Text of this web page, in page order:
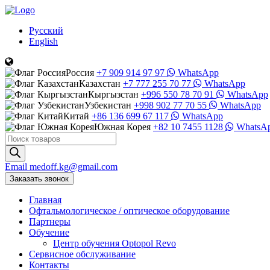
Русский
English
Россия +7 909 914 97 97
WhatsApp
Казахстан +7 777 255 70 77
WhatsApp
Кыргызстан +996 550 78 70 91
WhatsApp
Узбекистан +998 902 77 70 55
WhatsApp
Китай +86 136 699 67 117
WhatsApp
Южная Корея +82 10 7455 1128
Поиск
товаров
Email medoff.kg@gmail.com
Заказать звонок
Главная
Офтальмологическое / оптическое оборудование
Партнеры
Обучение
Центр обучения Оptopol Revo
Сервисное обслуживание
Контакты